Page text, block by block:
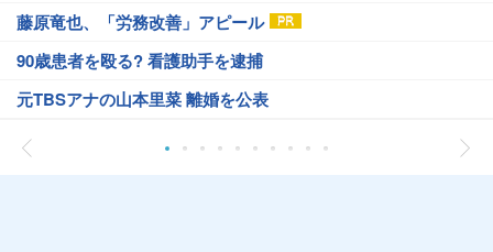
藤原竜也、「労務改善」アピール
90歳患者を殴る? 看護助手を逮捕
元TBSアナの山本里菜 離婚を公表